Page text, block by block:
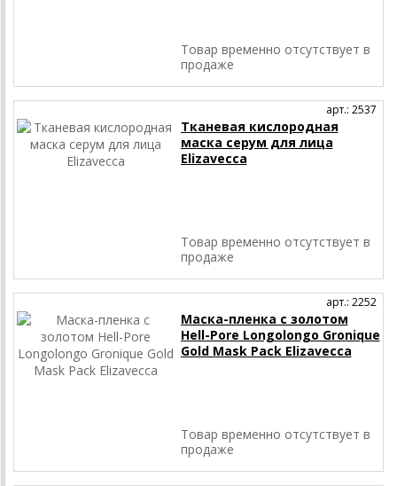
Товар временно отсутствует в
продаже
арт.: 2537
Тканевая кислородная
маска серум для лица
Elizavecca
Товар временно отсутствует в
продаже
арт.: 2252
Маска-пленка с золотом
Hell-Pore Longolongo Gronique
Gold Mask Pack Elizavecca
Товар временно отсутствует в
продаже